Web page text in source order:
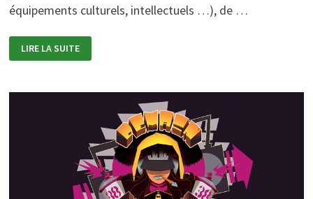
équipements culturels, intellectuels …), de …
CRÉATIVITÉ
DES
TERRITOIRES
LIRE LA SUITE